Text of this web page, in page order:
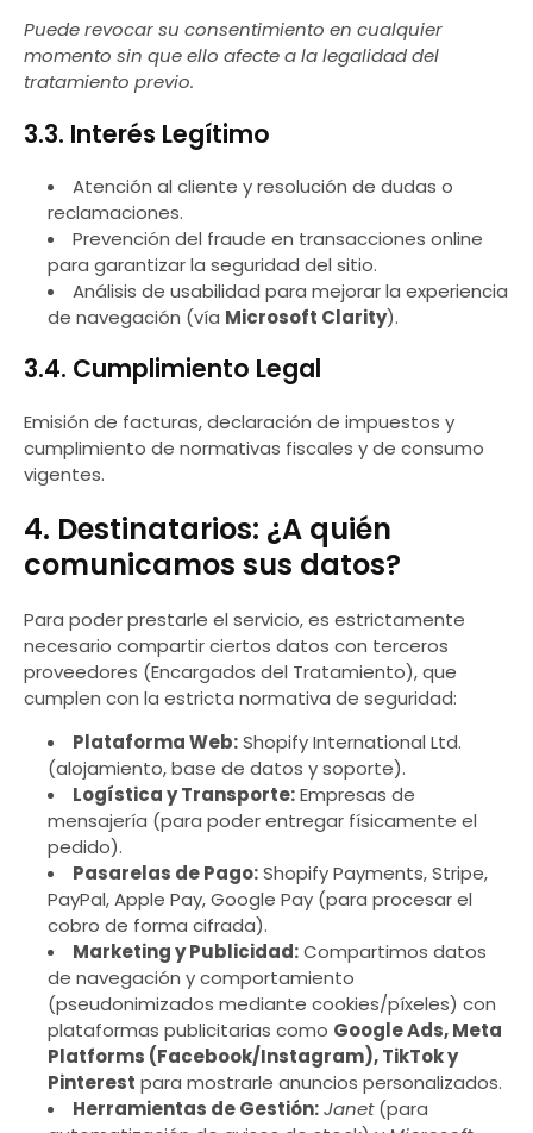
Puede revocar su consentimiento en cualquier
momento sin que ello afecte a la legalidad del
tratamiento previo.
3.3. Interés Legítimo
Atención al cliente y resolución de dudas o
reclamaciones.
Prevención del fraude en transacciones online
para garantizar la seguridad del sitio.
Análisis de usabilidad para mejorar la experiencia
de navegación (vía Microsoft Clarity).
3.4. Cumplimiento Legal
Emisión de facturas, declaración de impuestos y
cumplimiento de normativas fiscales y de consumo
vigentes.
4. Destinatarios: ¿A quién
comunicamos sus datos?
Para poder prestarle el servicio, es estrictamente
necesario compartir ciertos datos con terceros
proveedores (Encargados del Tratamiento), que
cumplen con la estricta normativa de seguridad:
Plataforma Web:Shopify International Ltd.
(alojamiento, base de datos y soporte).
Logística y Transporte:Empresas de
mensajería (para poder entregar físicamente el
pedido).
Pasarelas de Pago:Shopify Payments, Stripe,
PayPal, Apple Pay, Google Pay (para procesar el
cobro de forma cifrada).
Marketing y Publicidad:Compartimos datos
de navegación y comportamiento
(pseudonimizados mediante cookies/píxeles) con
plataformas publicitarias como Google Ads, Meta
Platforms (Facebook/Instagram), TikTok y
Pinterest para mostrarle anuncios personalizados.
Herramientas de Gestión:Janet(para